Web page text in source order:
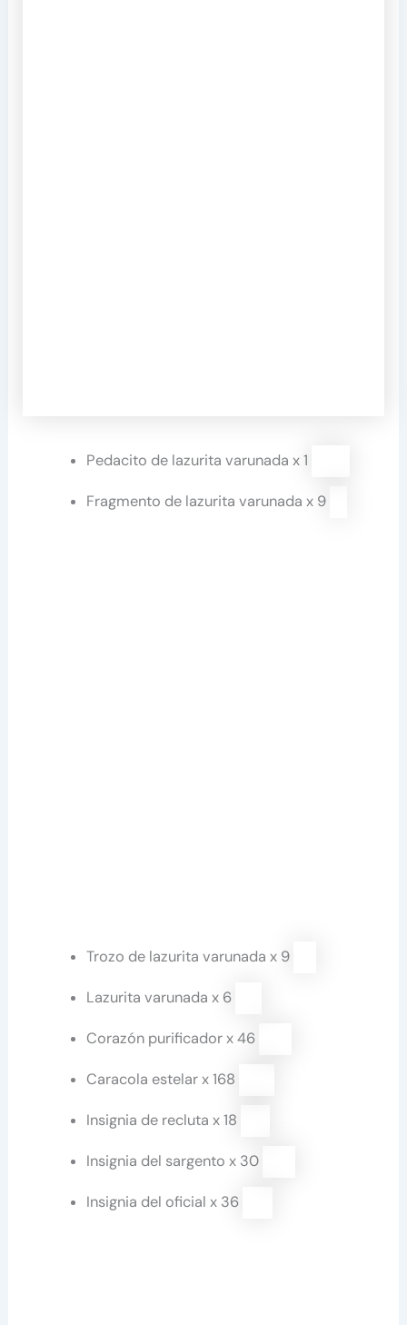
Pedacito de lazurita varunada x 1
Fragmento de lazurita varunada x 9
Trozo de lazurita varunada x 9
Lazurita varunada x 6
Corazón purificador x 46
Caracola estelar x 168
Insignia de recluta x 18
Insignia del sargento x 30
Insignia del oficial x 36